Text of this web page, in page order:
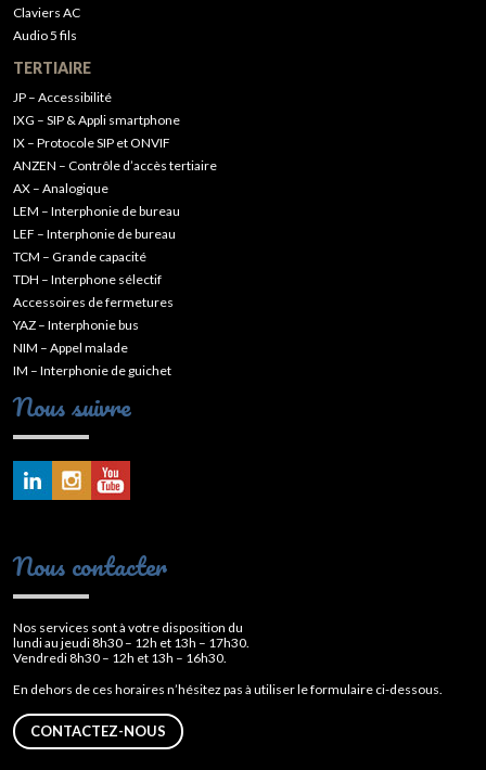
Claviers AC
Audio 5 fils
TERTIAIRE
JP – Accessibilité
IXG – SIP & Appli smartphone
IX – Protocole SIP et ONVIF
ANZEN – Contrôle d’accès tertiaire
AX – Analogique
LEM – Interphonie de bureau
LEF – Interphonie de bureau
TCM – Grande capacité
TDH – Interphone sélectif
Accessoires de fermetures
YAZ – Interphonie bus
NIM – Appel malade
IM – Interphonie de guichet
Nous suivre
Nous contacter
Nos services sont à votre disposition du
lundi au jeudi 8h30 – 12h et 13h – 17h30.
Vendredi 8h30 – 12h et 13h – 16h30.
En dehors de ces horaires n’hésitez pas à utiliser le formulaire ci-dessous.
CONTACTEZ-NOUS